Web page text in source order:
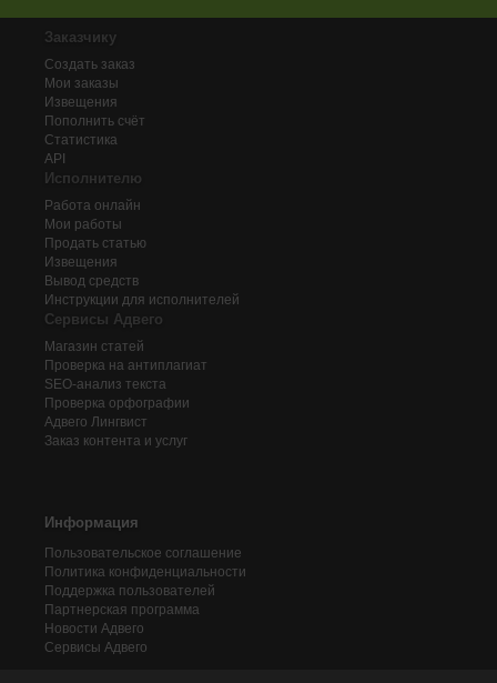
Заказчику
Создать заказ
Мои заказы
Извещения
Пополнить счёт
Статистика
API
Исполнителю
Работа онлайн
Мои работы
Продать статью
Извещения
Вывод средств
Инструкции для исполнителей
Сервисы Адвего
Магазин статей
Проверка на антиплагиат
SEO-анализ текста
Проверка орфографии
Адвего Лингвист
Заказ контента и услуг
Информация
Пользовательское соглашение
Политика конфиденциальности
Поддержка пользователей
Партнерская программа
Новости Адвего
Сервисы Адвего